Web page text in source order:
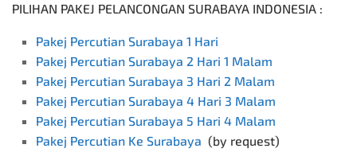
PILIHAN PAKEJ PELANCONGAN SURABAYA INDONESIA :
Pakej Percutian Surabaya 1 Hari
Pakej Percutian Surabaya 2 Hari 1 Malam
Pakej Percutian Surabaya 3 Hari 2 Malam
Pakej Percutian Surabaya 4 Hari 3 Malam
Pakej Percutian Surabaya 5 Hari 4 Malam
Pakej Percutian Ke Surabaya (by request)